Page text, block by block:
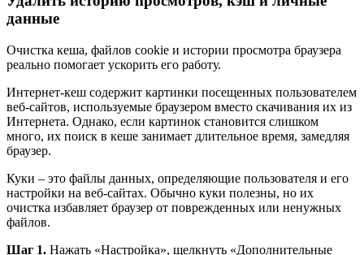
данные
Очистка кеша, файлов cookie и истории просмотра браузера
реально помогает ускорить его работу.
Интернет-кеш содержит картинки посещенных пользователем
веб-сайтов, используемые браузером вместо скачивания их из
Интернета. Однако, если картинок становится слишком
много, их поиск в кеше занимает длительное время, замедляя
браузер.
Куки – это файлы данных, определяющие пользователя и его
настройки на веб-сайтах. Обычно куки полезны, но их
очистка избавляет браузер от поврежденных или ненужных
файлов.
Шаг 1. Нажать «Настройка», щелкнуть «Дополнительные